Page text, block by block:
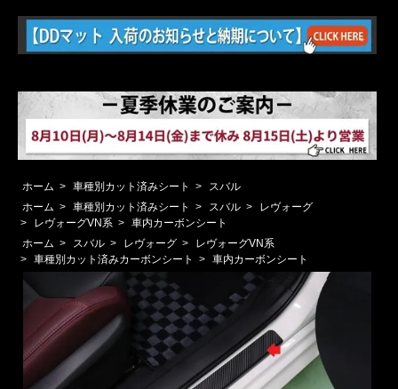
ホーム > 車種別カット済みシート >
スバル
ホーム > 車種別カット済みシート > スバル >
レヴォーグ
>
レヴォーグVN系 > 車内カーボンシート
ホーム > スバル > レヴォーグ >
レヴォーグVN系
> 車種別カット済みカーボンシート > 車内カーボンシート